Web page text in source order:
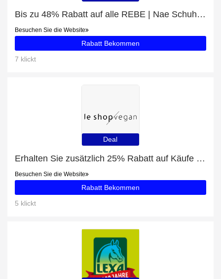
Bis zu 48% Rabatt auf alle REBE | Nae Schuhe | vegane Boots | Black
Besuchen Sie die Website
Rabatt Bekommen
7 klickt
Deal
Erhalten Sie zusätzlich 25% Rabatt auf Käufe von Strick CARDIGAN | offwhite
Besuchen Sie die Website
Rabatt Bekommen
5 klickt